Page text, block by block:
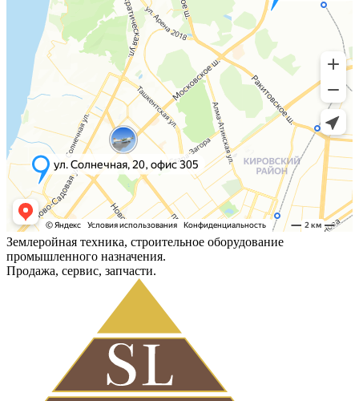
Землеройная техника, строительное оборудование
промышленного назначения.
Продажа, сервис, запчасти.